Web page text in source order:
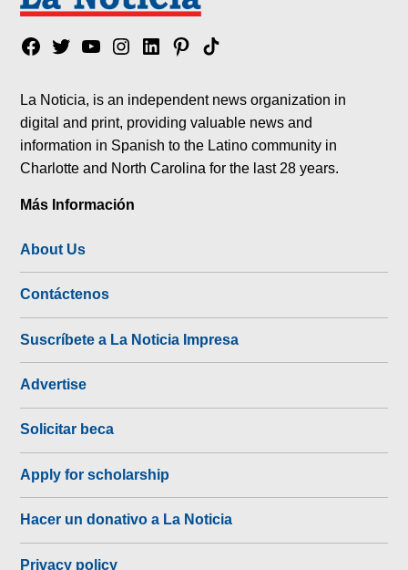
Facebook
TwitterYouTubeInstagram
LinkedinPinterest
Tik
La Noticia, is an independent news organization in
digital and print, providing valuable news and
information in Spanish to the Latino community in
Charlotte and North Carolina for the last 28 years.
Más Información
About Us
Contáctenos
Suscríbete a La Noticia Impresa
Advertise
Solicitar beca
Apply for scholarship
Hacer un donativo a La Noticia
Privacy policy